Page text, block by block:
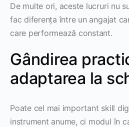
De multe ori, aceste lucruri nu
fac diferența între un angajat
care performează constant.
Gândirea
adaptarea la
Poate cel mai important skill
instrument anume, ci modul în